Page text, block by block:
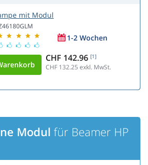
mit Modul
1-2 Wochen
CHF 142.96 [1]
CHF 132.25 exkl. MwSt.
Modul für Beamer HP